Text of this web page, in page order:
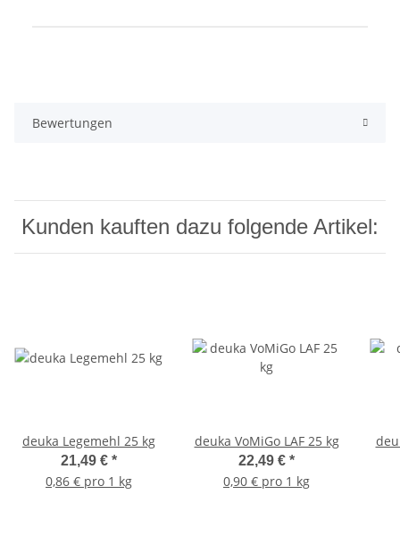
Bewertungen
Kunden kauften dazu folgende Artikel:
deuka Legemehl 25 kg
21,49 € *
0,86 € pro 1 kg
deuka VoMiGo LAF 25 kg
22,49 € *
0,90 € pro 1 kg